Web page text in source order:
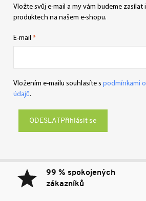
Vložte svůj e-mail a my vám budeme
produktech na našem e-shopu.
E-mail
Vložením e-mailu souhlasíte s podmínkami
údajů.
Přihlásit se
99 % spokojených
zákazníků